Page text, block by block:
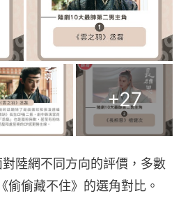
+27
陸網不同方向的評價，多數
偷藏不住》的選角對比。